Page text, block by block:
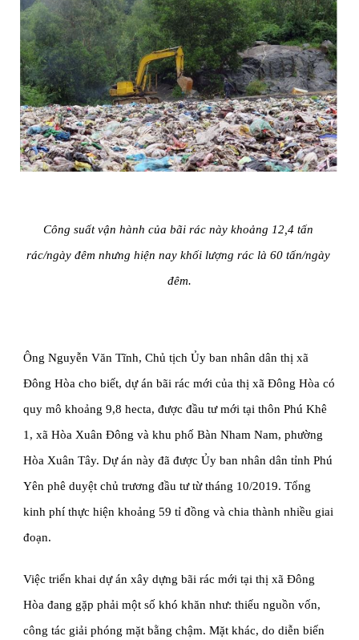
Công suất vận hành của bãi rác này khoảng 12,4 tấn
rác/ngày đêm nhưng hiện nay khối lượng rác là 60 tấn/ngày
đêm.
Ông Nguyễn Văn Tĩnh, Chủ tịch Ủy ban nhân dân thị xã
Đông Hòa cho biết, dự án bãi rác mới của thị xã Đông Hòa có
quy mô khoảng 9,8 hecta, được đầu tư mới tại thôn Phú Khê
1, xã Hòa Xuân Đông và khu phố Bàn Nham Nam, phường
Hòa Xuân Tây. Dự án này đã được Ủy ban nhân dân tỉnh Phú
Yên phê duyệt chủ trương đầu tư từ tháng 10/2019. Tổng
kinh phí thực hiện khoảng 59 tỉ đồng và chia thành nhiều giai
đoạn.
Việc triển khai dự án xây dựng bãi rác mới tại thị xã Đông
Hòa đang gặp phải một số khó khăn như: thiếu nguồn vốn,
công tác giải phóng mặt bằng chậm. Mặt khác, do diễn biến